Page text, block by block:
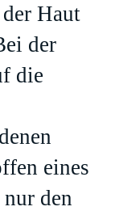
Haut
der
die
eines
den